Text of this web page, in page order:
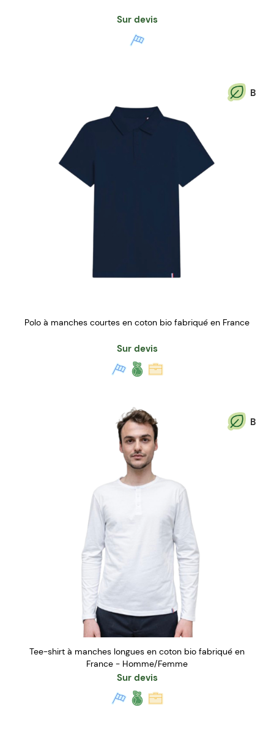
Sur devis
B
Polo à manches courtes en coton bio fabriqué en France
Sur devis
B
Tee-shirt à manches longues en coton bio fabriqué en
France - Homme/Femme
Sur devis